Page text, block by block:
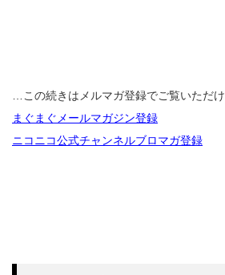
…この続きはメルマガ登録でご覧いただけ
まぐまぐメールマガジン登録
ニコニコ公式チャンネルブロマガ登録